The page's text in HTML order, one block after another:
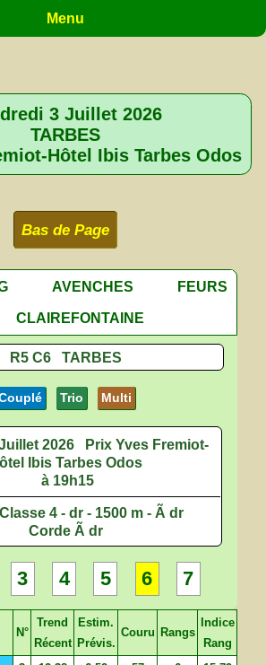
Menu
3 Juillet 2026
TARBES
Hôtel Ibis Tarbes Odos
Bas de Page
AVENCHES
FEURS
CLAIREFONTAINE
R5 C6 TARBES
Trio Multi
2026
Prix Yves Fremiot-
Ibis Tarbes Odos
à 19h15
4 - dr - 1500 m - Ã dr
Corde Ã dr
3 4 5 6 7
N°
Trend
Récent
Estim.
Prévis.
Couru Rangs
Indice
Rang